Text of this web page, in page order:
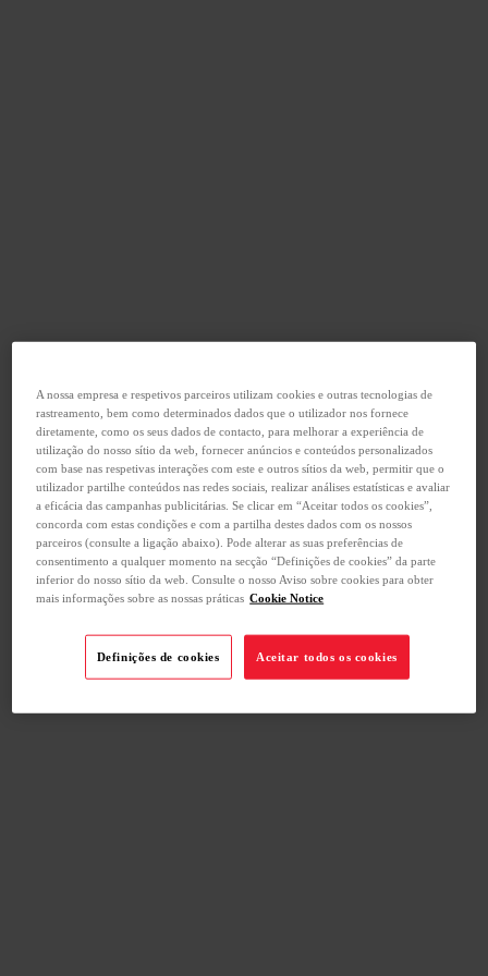
A nossa empresa e respetivos parceiros utilizam cookies e outras tecnologias de
rastreamento, bem como determinados dados que o utilizador nos fornece
diretamente, como os seus dados de contacto, para melhorar a experiência de
utilização do nosso sítio da web, fornecer anúncios e conteúdos personalizados
com base nas respetivas interações com este e outros sítios da web, permitir que o
utilizador partilhe conteúdos nas redes sociais, realizar análises estatísticas e avaliar
a eficácia das campanhas publicitárias. Se clicar em “Aceitar todos os cookies”,
concorda com estas condições e com a partilha destes dados com os nossos
parceiros (consulte a ligação abaixo). Pode alterar as suas preferências de
consentimento a qualquer momento na secção “Definições de cookies” da parte
inferior do nosso sítio da web. Consulte o nosso Aviso sobre cookies para obter
mais informações sobre as nossas práticas Cookie Notice
Definições de cookies Aceitar todos os cookies